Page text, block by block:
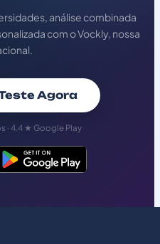
análise combinada
com o Vockly, nossa
Agora
· 4.4 ★ Google Play